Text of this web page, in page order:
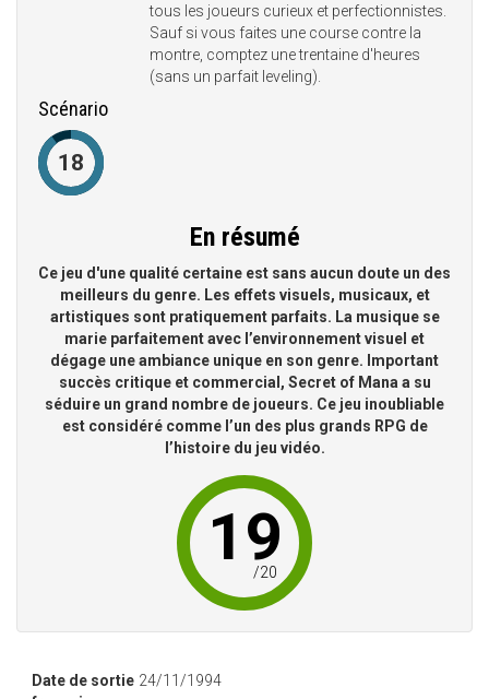
tous les joueurs curieux et perfectionnistes.
Sauf si vous faites une course contre la
montre, comptez une trentaine d'heures
(sans un parfait leveling).
Scénario
18
En résumé
Ce jeu d'une qualité certaine est sans aucun doute un des
meilleurs du genre. Les effets visuels, musicaux, et
artistiques sont pratiquement parfaits. La musique se
marie parfaitement avec l’environnement visuel et
dégage une ambiance unique en son genre. Important
succès critique et commercial, Secret of Mana a su
séduire un grand nombre de joueurs. Ce jeu inoubliable
est considéré comme l’un des plus grands RPG de
l’histoire du jeu vidéo.
19
/20
Date de sortie 24/11/1994